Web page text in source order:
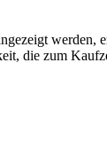
werden,
die zum